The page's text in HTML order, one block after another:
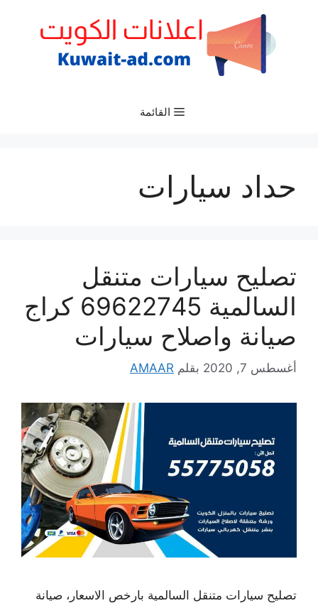
القائمة
حداد سيارات
تصليح سيارات متنقل
السالمية 69622745 كراج
صيانة واصلاح سيارات
أغسطس 7, 2020 بقلم AMAAR
تصليح سيارات متنقل السالمية بارخص الاسعار، صيانة